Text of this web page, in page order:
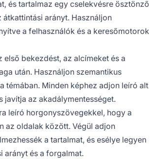
és tartalmaz egy cselekvésre ösztönző
arányt. Használjon
a felhasználók és a keresőmotorok
bekezdést, az alcímeket és a
után. Használjon szemantikus
Minden képhez adjon leíró alt
javítja az akadálymentességet.
leíró horgonyszövegekkel, hogy a
az oldalak között. Végül adjon
a tartalmat, és esélye legyen
arányt és a forgalmat.